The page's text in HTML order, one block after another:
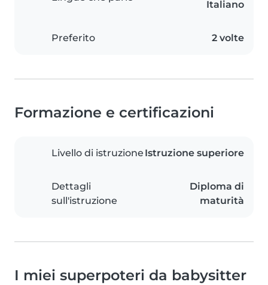
Italiano
Preferito 2 volte
Formazione e certificazioni
Livello di istruzione Istruzione superiore
Dettagli
sull'istruzione
Diploma di
maturità
I miei superpoteri da babysitter